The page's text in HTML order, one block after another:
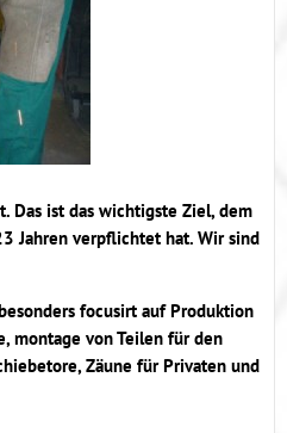
Das ist das wichtigste Ziel, dem
Jahren verpflichtet hat. Wir sind
focusirt auf Produktion
montage von Teilen für den
Zäune für Privaten und